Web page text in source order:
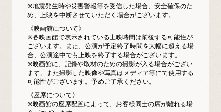
※地震発生時や災害警報等を受信した場合、安全確保のた
め、上映を中断させていただく場合がございます。
《映画館について》
※各映画館で表示されている上映時間は前後する可能性が
ございます。また、公演が予定終了時間を大幅に超える場
合、公演途中でも上映を終了する場合がございます。
※映画館に、記録や取材のための撮影が入る場合がござい
ます。また撮影した映像や写真はメディア等にて使用する
可能性がございます。予めご了承ください。
《座席について》
※映画館の座席配置によって、お客様同士の席が離れる場